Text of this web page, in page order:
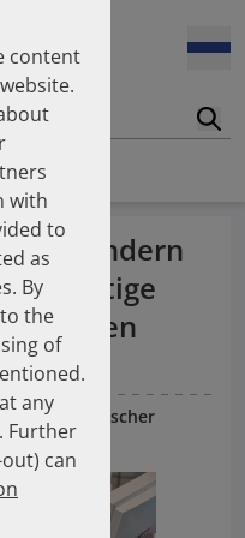
als DAPI-
könnte
und West:
Kindern
gegen
Deutscher
content
with
to
as
By
the
of
any
Further
can